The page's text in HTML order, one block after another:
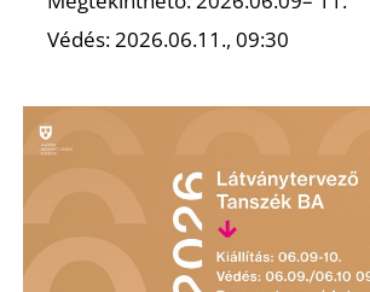
Védés: 2026.06.11., 09:30